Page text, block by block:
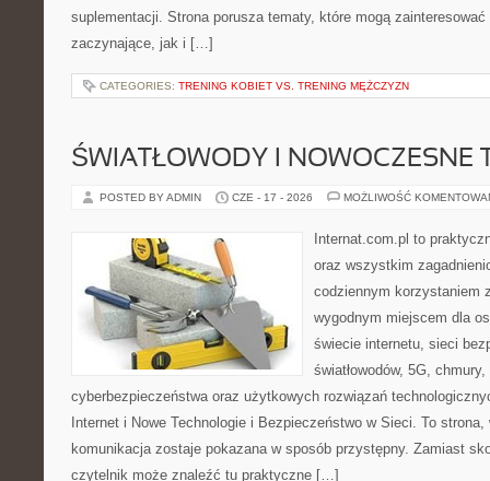
suplementacji. Strona porusza tematy, które mogą
zaczynające, jak i […]
CATEGORIES: TRENING KOBIET VS. TRENING MĘŻCZYZN
ŚWIATŁOWODY I NOWOCZESNE
POSTED BY ADMIN CZE - 17 - 2026 MOŻLIWOŚĆ
Internat.com.pl to
oraz wszystkim
codziennym korzystaniem
wygodnym miejscem dla
świecie internetu, sieci
światłowodów, 5G,
cyberbezpieczeństwa oraz użytkowych rozwiązań
Internet i Nowe Technologie i Bezpieczeństwo w Sieci. To
komunikacja zostaje pokazana w sposób przystępny. Zamiast
czytelnik może znaleźć tu praktyczne […]